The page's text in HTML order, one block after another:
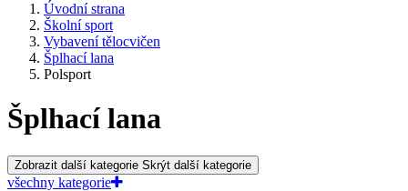
Úvodní strana
Školní sport
Vybavení tělocvičen
Šplhací lana
Polsport
Šplhací lana
Zobrazit další kategorie Skrýt další kategorie
všechny kategorie